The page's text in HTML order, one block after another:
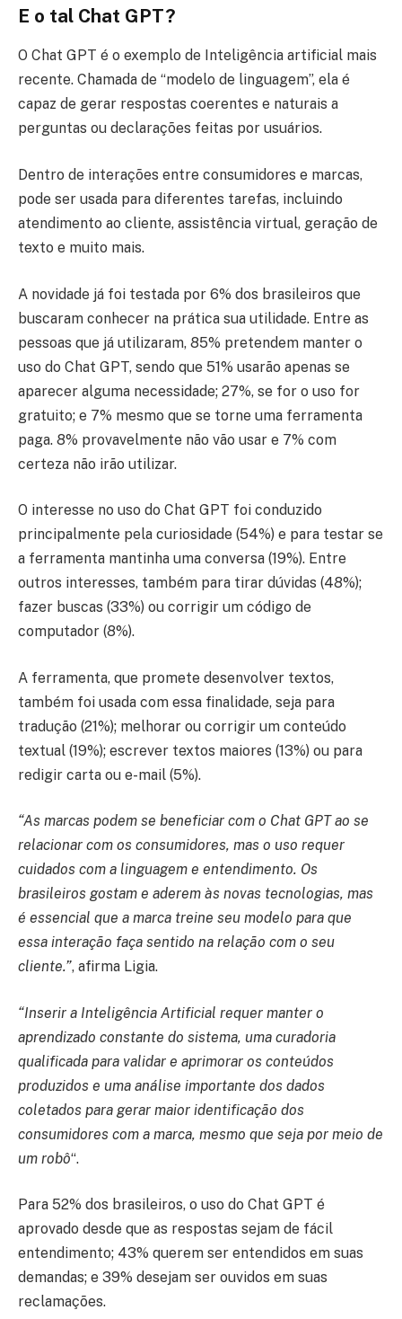
E o tal Chat GPT?
O Chat GPT é o exemplo de Inteligência artificial mais
recente. Chamada de “modelo de linguagem”, ela é
capaz de gerar respostas coerentes e naturais a
perguntas ou declarações feitas por usuários.
Dentro de interações entre consumidores e marcas,
pode ser usada para diferentes tarefas, incluindo
atendimento ao cliente, assistência virtual, geração de
texto e muito mais.
A novidade já foi testada por 6% dos brasileiros que
buscaram conhecer na prática sua utilidade. Entre as
pessoas que já utilizaram, 85% pretendem manter o
uso do Chat GPT, sendo que 51% usarão apenas se
aparecer alguma necessidade; 27%, se for o uso for
gratuito; e 7% mesmo que se torne uma ferramenta
paga. 8% provavelmente não vão usar e 7% com
certeza não irão utilizar.
O interesse no uso do Chat GPT foi conduzido
principalmente pela curiosidade (54%) e para testar se
a ferramenta mantinha uma conversa (19%). Entre
outros interesses, também para tirar dúvidas (48%);
fazer buscas (33%) ou corrigir um código de
computador (8%).
A ferramenta, que promete desenvolver textos,
também foi usada com essa finalidade, seja para
tradução (21%); melhorar ou corrigir um conteúdo
textual (19%); escrever textos maiores (13%) ou para
redigir carta ou e-mail (5%).
“As marcas podem se beneficiar com o Chat GPT ao se
relacionar com os consumidores, mas o uso requer
cuidados com a linguagem e entendimento. Os
brasileiros gostam e aderem às novas tecnologias, mas
é essencial que a marca treine seu modelo para que
essa interação faça sentido na relação com o seu
cliente.”, afirma Ligia.
“Inserir a Inteligência Artificial requer manter o
aprendizado constante do sistema, uma curadoria
qualificada para validar e aprimorar os conteúdos
produzidos e uma análise importante dos dados
coletados para gerar maior identificação dos
consumidores com a marca, mesmo que seja por meio de
um robô“.
Para 52% dos brasileiros, o uso do Chat GPT é
aprovado desde que as respostas sejam de fácil
entendimento; 43% querem ser entendidos em suas
demandas; e 39% desejam ser ouvidos em suas
reclamações.